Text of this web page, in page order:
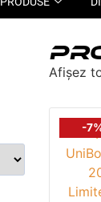
Afișez
-